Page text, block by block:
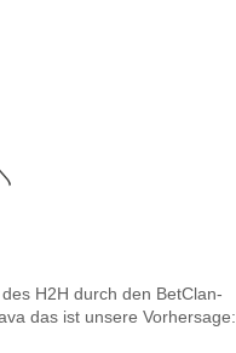
H2H durch den BetClan-
das ist unsere Vorhersage: